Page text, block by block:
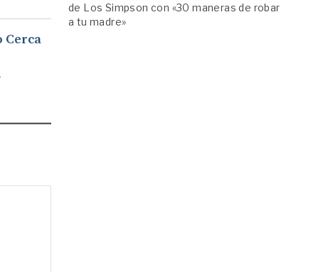
Cerca
de Los Simpson con «30 maneras de robar
a tu madre»